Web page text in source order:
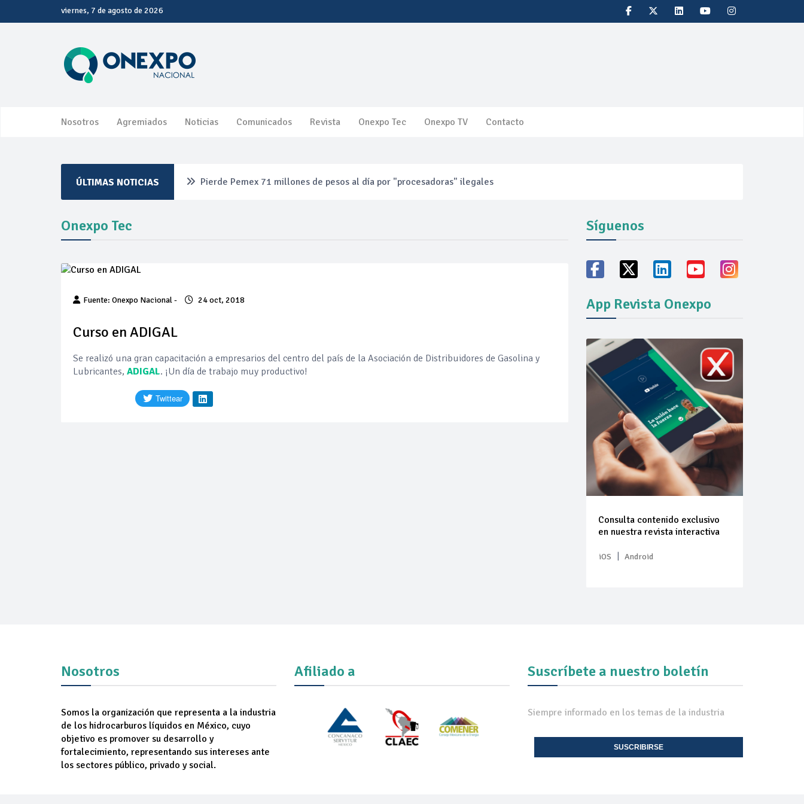
viernes, 7 de agosto de 2026
Nosotros Agremiados Noticias Comunicados Revista Onexpo Tec Onexpo TV Contacto
ÚLTIMAS NOTICIAS Pierde Pemex 71 millones de pesos al día por "procesadoras" ilegales
Aumentan 83% ventas de diésel Pemex: PetroIntelligence
Aumenta la producción de hidrocarburos de Pemex; aún está lejos de la meta
Onexpo Tec
Fuente: Onexpo Nacional - 24 oct, 2018
Curso en ADIGAL
Se realizó una gran capacitación a empresarios del centro del país de la Asociación de Distribuidores de Gasolina y
Lubricantes, ADIGAL. ¡Un día de trabajo muy productivo!
Síguenos
App Revista Onexpo
Consulta contenido exclusivo
en nuestra revista interactiva
iOS | Android
Nosotros
Somos la organización que representa a la industria
de los hidrocarburos líquidos en México, cuyo
objetivo es promover su desarrollo y
fortalecimiento, representando sus intereses ante
los sectores público, privado y social.
Afiliado a Suscríbete a nuestro boletín
Siempre informado en los temas de la industria
SUSCRIBIRSE